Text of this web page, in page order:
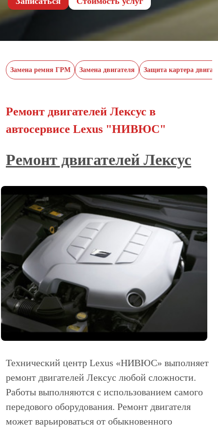
Замена ремня ГРМ Замена двигателя Защита картера
Ремонт двигателей Лексус в
автосервисе Lexus "НИВЮС"
Ремонт двигателей Лексус
Технический центр Lexus «НИВЮС» выполняет
ремонт двигателей Лексус любой сложности.
Работы выполняются с использованием самого
передового оборудования. Ремонт двигателя
может варьироваться от обыкновенного